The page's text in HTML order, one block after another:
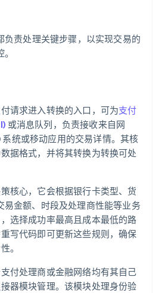
负责处理关键步骤，以实现交易的
请求进入转换的入口，可为支付
或消息队列，负责接收来自网
系统或移动应用的交易详情。其核
据格式，并将其转换为转换可处
核心，它会根据银行卡类型、货
易金额、时段及处理商性能等业务
选择成功率最高且成本最低的路
写代码即可更新这些规则，确保
。
付处理商或金融网络均有其自己
器模块管理。该模块处理身份验